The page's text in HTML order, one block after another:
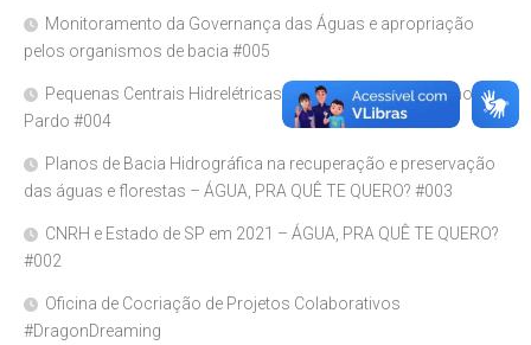
Monitoramento da Governança das Águas e apropriação
pelos organismos de bacia #005
Pequenas Centrais Hidrelétricas e a Segurança Hídrica no Rio
Pardo #004
Planos de Bacia Hidrográfica na recuperação e preservação
das águas e florestas – ÁGUA, PRA QUÊ TE QUERO? #003
CNRH e Estado de SP em 2021 – ÁGUA, PRA QUÊ TE QUERO?
#002
Oficina de Cocriação de Projetos Colaborativos
#DragonDreaming